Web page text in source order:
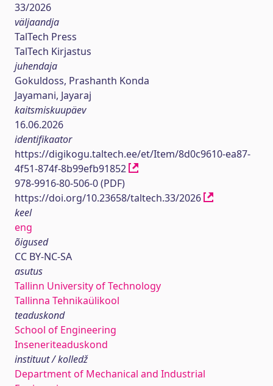
33/2026
väljaandja
TalTech Press
TalTech Kirjastus
juhendaja
Gokuldoss, Prashanth Konda
Jayamani, Jayaraj
kaitsmiskuupäev
16.06.2026
identifikaator
https://digikogu.taltech.ee/et/Item/8d0c9610-ea87-
4f51-874f-8b99efb91852
978-9916-80-506-0 (PDF)
https://doi.org/10.23658/taltech.33/2026
keel
eng
õigused
CC BY-NC-SA
asutus
Tallinn University of Technology
Tallinna Tehnikaülikool
teaduskond
School of Engineering
Inseneriteaduskond
instituut / kolledž
Department of Mechanical and Industrial